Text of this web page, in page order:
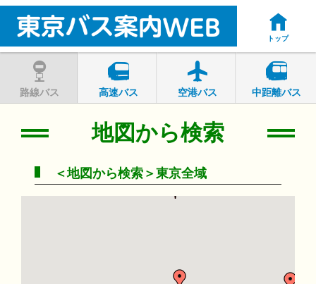
トップ
路線バス 高速バス 空港バス 中距離バス
地図から検索
＜地図から検索＞東京全域